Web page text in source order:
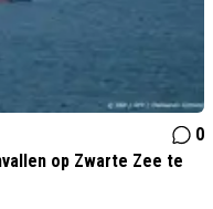
0
op Zwarte Zee te